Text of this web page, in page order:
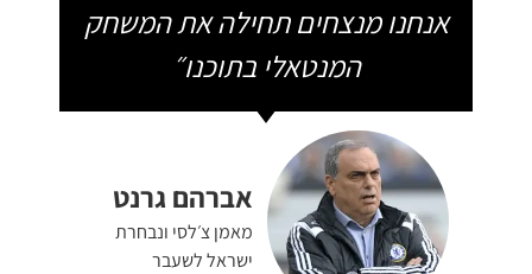
אנחנו מנצחים תחילה את המשחק
המנטאלי בתוכנו״
אברהם גרנט
מאמן צ׳לסי ונבחרת
ישראל לשעבר